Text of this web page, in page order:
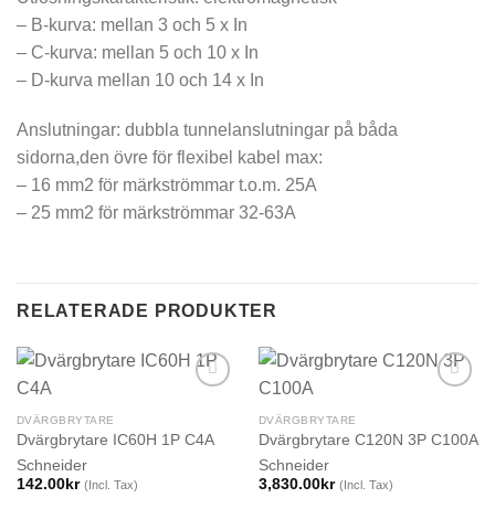
– B-kurva: mellan 3 och 5 x In
– C-kurva: mellan 5 och 10 x In
– D-kurva mellan 10 och 14 x In
Anslutningar: dubbla tunnelanslutningar på båda
sidorna,den övre för flexibel kabel max:
– 16 mm2 för märkströmmar t.o.m. 25A
– 25 mm2 för märkströmmar 32-63A
RELATERADE PRODUKTER
DVÄRGBRYTARE
Dvärgbrytare IC60H 1P C4A
Schneider
142.00kr (Incl. Tax)
DVÄRGBRYTARE
Dvärgbrytare C120N 3P C100A
Schneider
3,830.00kr (Incl. Tax)